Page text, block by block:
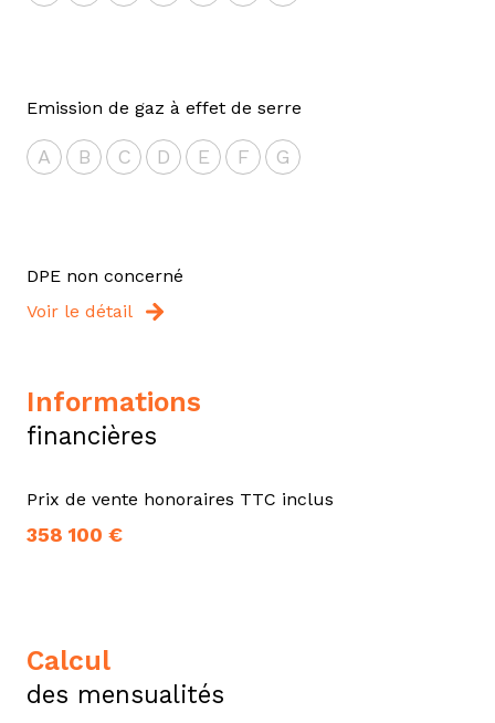
Emission de gaz à effet de serre
A B C D E F G
DPE non concerné
Voir le détail
informations
financières
Prix de vente honoraires TTC inclus
358 100 €
calcul
des mensualités